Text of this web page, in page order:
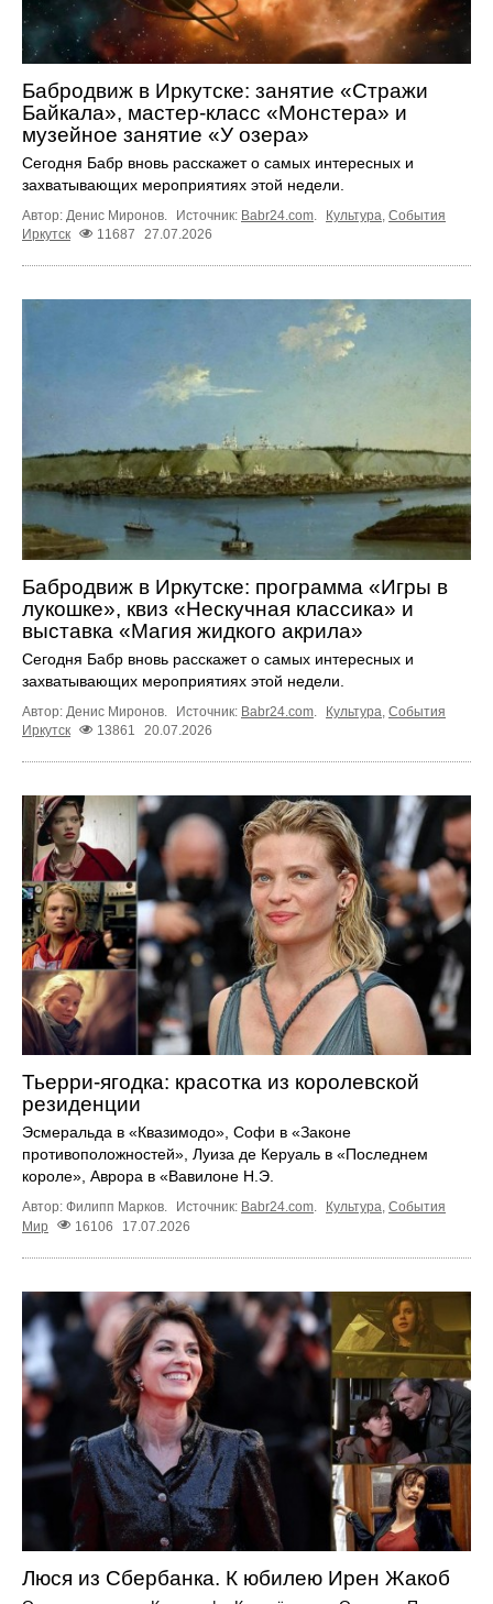
Бабродвиж в Иркутске: занятие «Стражи
Байкала», мастер-класс «Монстера» и
музейное занятие «У озера»
Сегодня Бабр вновь расскажет о самых интересных и
захватывающих мероприятиях этой недели.
Автор: Денис Миронов. Источник: Babr24.com. Культура, События
Иркутск
11687 27.07.2026
Бабродвиж в Иркутске: программа «Игры в
лукошке», квиз «Нескучная классика» и
выставка «Магия жидкого акрила»
Сегодня Бабр вновь расскажет о самых интересных и
захватывающих мероприятиях этой недели.
Автор: Денис Миронов. Источник: Babr24.com Культура События
Иркутск
13861 20.07.2026
Тьерри-ягодка: красотка из королевской
резиденции
Эсмеральда в «Квазимодо», Софи в «Законе
противоположностей», Луиза де Керуаль в «Последнем
короле», Аврора в «Вавилоне Н.Э.
Автор: Филипп Марков. Источник: Babr24.com. Культура, События
Мир
16106 17.07.2026
Люся из Сбербанка. К юбилею Ирен Жакоб